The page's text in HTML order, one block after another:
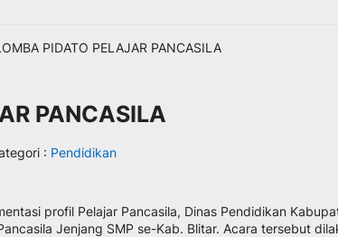
PIDATO PELAJAR PANCASILA
PANCASILA
: Pendidikan
profil Pelajar Pancasila, Dinas Pendidikan
Jenjang SMP se-Kab. Blitar. Acara tersebut